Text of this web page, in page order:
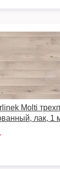
Molti
лак, 1